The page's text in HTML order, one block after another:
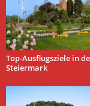
Top-Ausflugsziele in
Steiermark